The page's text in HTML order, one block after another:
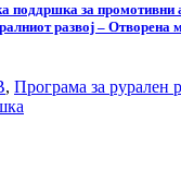
поддршка за промотивни
развој – Отворена
, Програма за рурален